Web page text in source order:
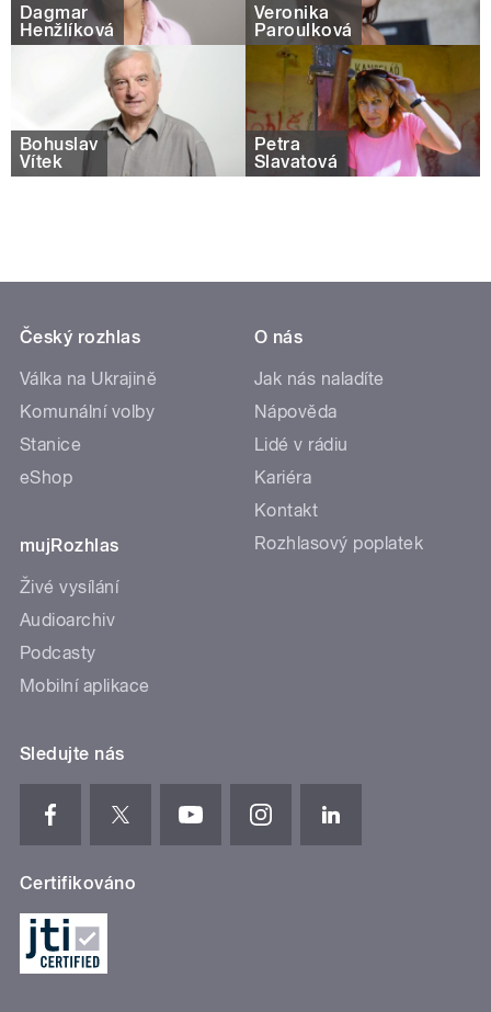
Dagmar
Henžlíková
Veronika
Paroulková
Bohuslav
Vítek
Petra
Slavatová
Český rozhlas
Válka na Ukrajině
Komunální volby
Stanice
eShop
mujRozhlas
Živé vysílání
Audioarchiv
Podcasty
Mobilní aplikace
O nás
Jak nás naladíte
Nápověda
Lidé v rádiu
Kariéra
Kontakt
Rozhlasový poplatek
Sledujte nás
Certifikováno